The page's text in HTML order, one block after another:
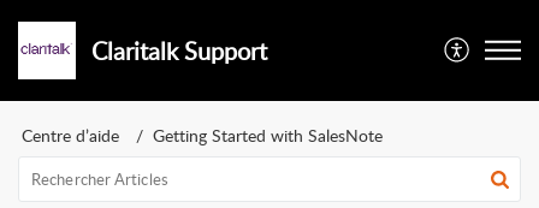
Claritalk Support
Centre d’aide Getting Started with SalesNote